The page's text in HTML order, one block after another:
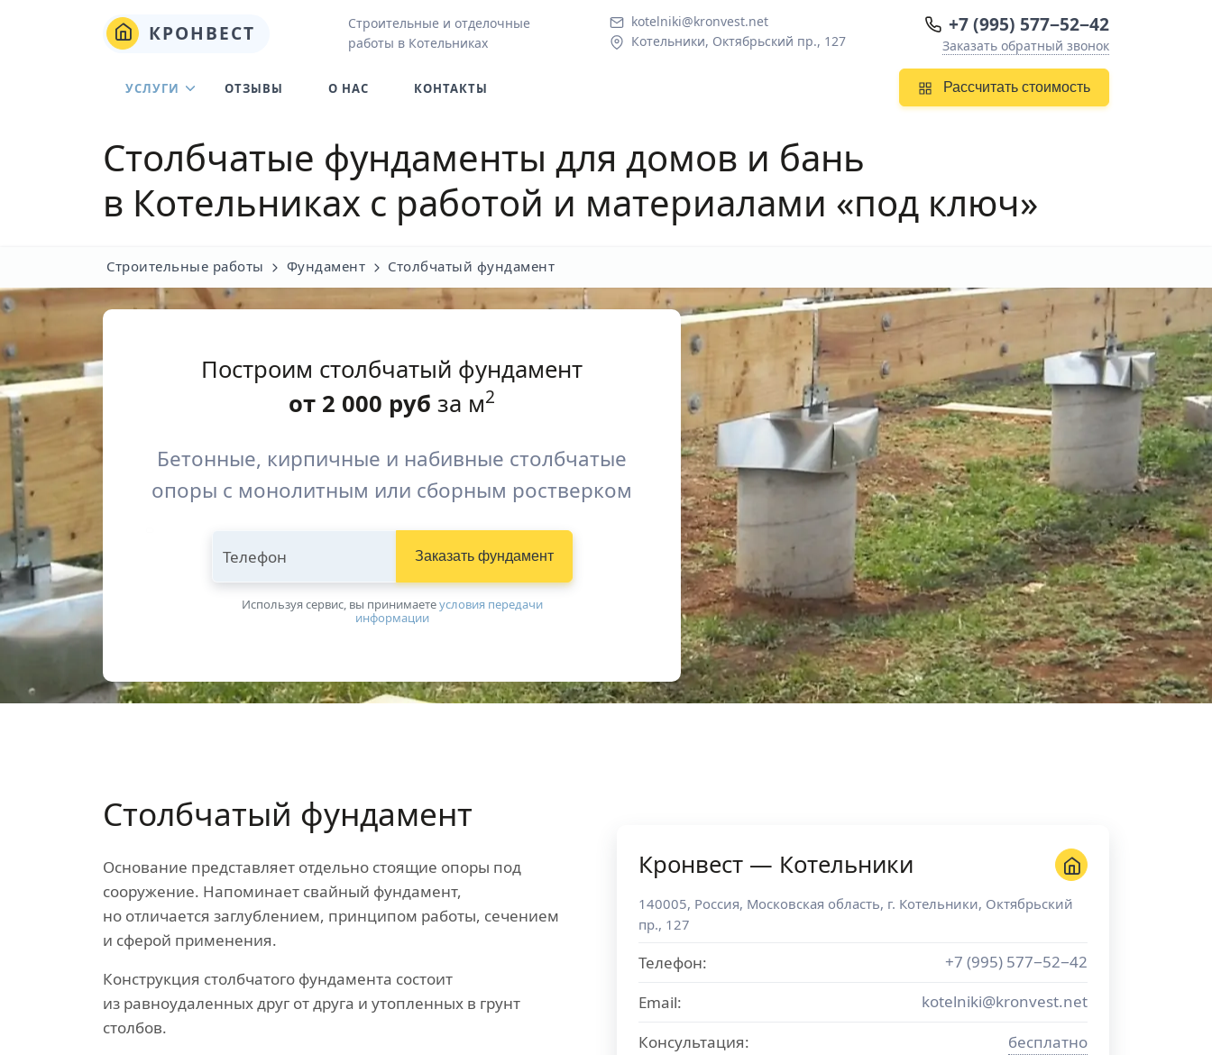
КРОНВЕСТ
Строительные и отделочные
работы в Котельниках
kotelniki@kronvest.net
Котельники, Октябрьский пр., 127
+7 (995) 577−52−42
Заказать обратный звонок
Рассчитать стоимость
УСЛУГИ ОТЗЫВЫ О НАС КОНТАКТЫ
Столбчатые фундаменты для домов и бань
в Котельниках с работой и материалами «под ключ»
Строительные работы Фундамент Столбчатый фундамент
Построим столбчатый фундамент
от 2 000 руб за м2
Бетонные, кирпичные и набивные столбчатые
опоры с монолитным или сборным ростверком
Телефон Заказать фундамент
Используя сервис, вы принимаетeусловия передачи
информации
Столбчатый фундамент
Основание представляет отдельно стоящие опоры под
сооружение. Напоминает свайный фундамент,
но отличается заглублением, принципом работы, сечением
и сферой применения.
Конструкция столбчатого фундамента состоит
из равноудаленных друг от друга и утопленных в грунт
столбов.
Кронвест — Котельники
140005, Россия, Московская область, г. Котельники, Октябрьский
пр., 127
Телефон:
+7 (995) 577−52−42
Email:
kotelniki@kronvest.net
Консультация:
бесплатно